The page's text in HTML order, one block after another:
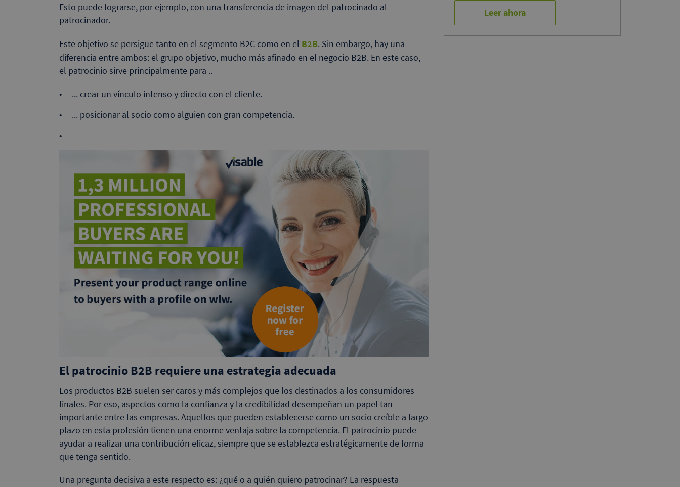
Esto puede lograrse, por ejemplo, con una transferencia de imagen del patrocinado al
patrocinador.
Este objetivo se persigue tanto en el segmento B2C como en el B2B. Sin embargo, hay una
diferencia entre ambos: el grupo objetivo, mucho más afinado en el negocio B2B. En este caso,
el patrocinio sirve principalmente para ..
... crear un vínculo intenso y directo con el cliente.
... posicionar al socio como alguien con gran competencia.
El patrocinio B2B requiere una estrategia adecuada
Los productos B2B suelen ser caros y más complejos que los destinados a los consumidores
finales. Por eso, aspectos como la confianza y la credibilidad desempeñan un papel tan
importante entre las empresas. Aquellos que pueden establecerse como un socio creíble a largo
plazo en esta profesión tienen una enorme ventaja sobre la competencia. El patrocinio puede
ayudar a realizar una contribución eficaz, siempre que se establezca estratégicamente de forma
que tenga sentido.
Una pregunta decisiva a este respecto es: ¿qué o a quién quiero patrocinar? La respuesta
Leer ahora